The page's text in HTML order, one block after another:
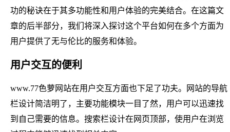
功的秘诀在于其多功能性和用户体验的完美结合。在这篇文
章的后半部分，我们将深入探讨这个平台如何在多个方面为
用户提供了无与伦比的服务和体验。
用户交互的便利
www.77色萝网站在用户交互方面也下足了功夫。网站的导航
栏设计简洁明了，主要功能模块一目了然，用户可以迅速找
到自己需要的信息。搜索栏设计在网页顶部，使用户在浏览